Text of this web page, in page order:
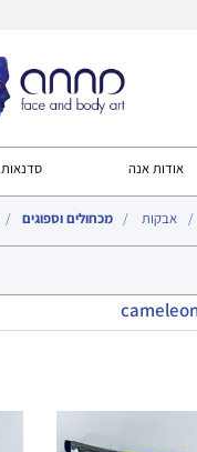
אבקות מכחולים וספוגים
אודות אנה סדנאות